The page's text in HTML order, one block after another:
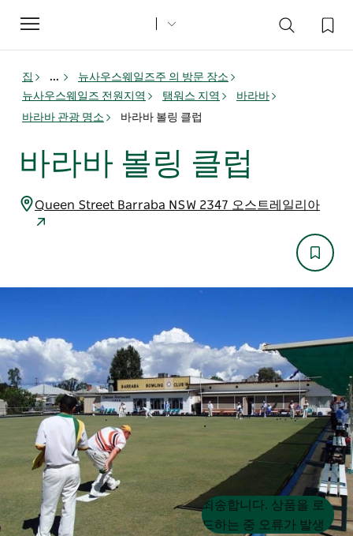
Toggle
navigation
집 ...
뉴사우스웨일즈주 의 방문 장소
뉴사우스웨일즈 전원지역
탬워스 지역
바라바
바라바 관광 명소
바라바 볼링 클럽
바라바 볼링 클럽
Queen Street Barraba NSW 2347 오스트레일리아
Product
List
Product
List
죄송합니다. 상품을 로
드하는 중 오류가 발생